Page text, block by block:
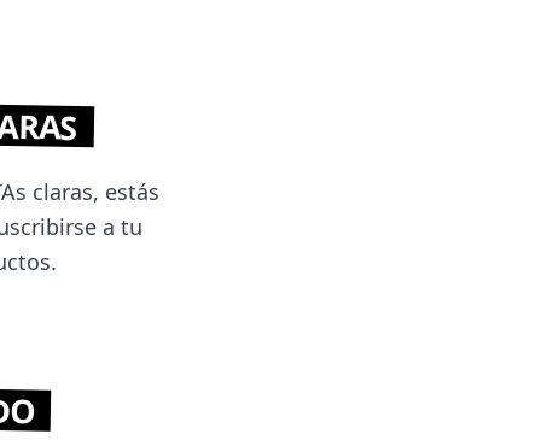
claras, estás
a tu